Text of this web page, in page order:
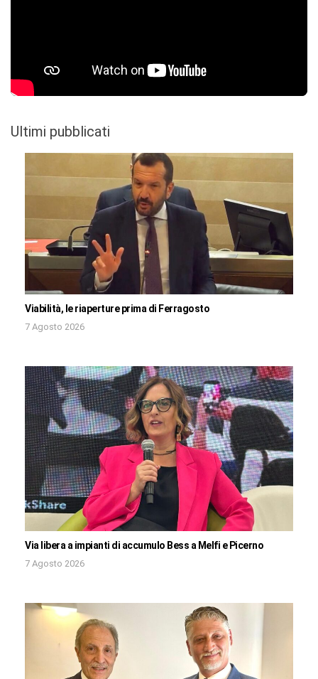
Ultimi pubblicati
Viabilità, le riaperture prima di Ferragosto
7 Agosto 2026
Via libera a impianti di accumulo Bess a Melfi e Picerno
7 Agosto 2026